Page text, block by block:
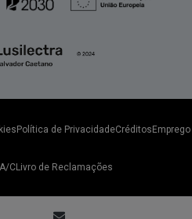
Política de PrivacidadeCréditosEmprego
CLivro de Reclamações